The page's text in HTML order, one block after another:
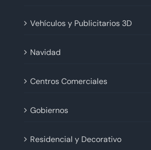
Vehículos y Publicitarios 3D
Navidad
Centros Comerciales
Gobiernos
Residencial y Decorativo